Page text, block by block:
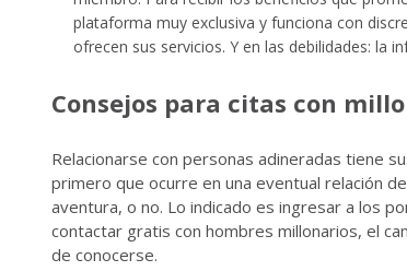
plataforma muy exclusiva y funciona con
ofrecen sus servicios. Y en las debilidades: la
Consejos para citas con
Relacionarse con personas adineradas tiene
primero que ocurre en una eventual relación
aventura, o no. Lo indicado es ingresar a los
contactar gratis con hombres millonarios, el
de conocerse.